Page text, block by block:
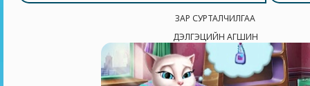
ЗАР СУРТАЛЧИЛГАА
ДЭЛГЭЦИЙН АГШИН